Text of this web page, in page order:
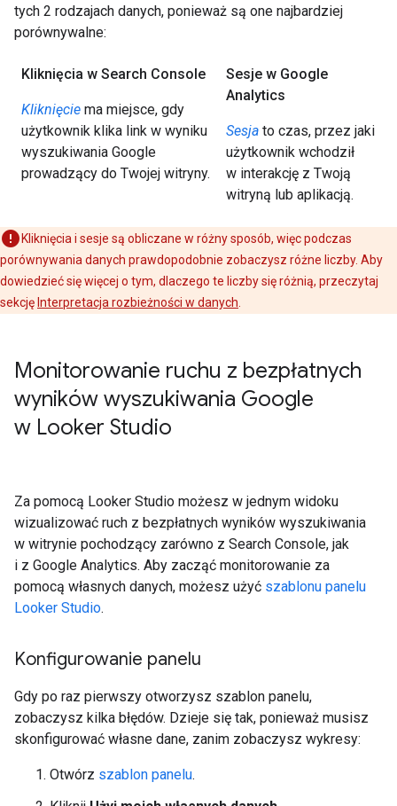
tych 2 rodzajach danych, ponieważ są one najbardziej
porównywalne:
Kliknięcia w Search Console
Kliknięcie ma miejsce, gdy
użytkownik klika link w wyniku
wyszukiwania Google
prowadzący do Twojej witryny.
Sesje w Google
Analytics
Sesja to czas, przez jaki
użytkownik wchodził
w interakcję z Twoją
witryną lub aplikacją.
Kliknięcia i sesje są obliczane w różny sposób, więc podczas
porównywania danych prawdopodobnie zobaczysz różne liczby. Aby
dowiedzieć się więcej o tym, dlaczego te liczby się różnią, przeczytaj
sekcję Interpretacja rozbieżności w danych
Monitorowanie ruchu z bezpłatnych
wyników wyszukiwania Google
w Looker Studio
Za pomocą Looker Studio możesz w jednym widoku
wizualizować ruch z bezpłatnych wyników wyszukiwania
w witrynie pochodzący zarówno z Search Console, jak
i z Google Analytics. Aby zacząć monitorowanie za
pomocą własnych danych, możesz użyć szablonu panelu
Looker Studio.
Konfigurowanie panelu
Gdy po raz pierwszy otworzysz szablon panelu,
zobaczysz kilka błędów. Dzieje się tak, ponieważ musisz
skonfigurować własne dane, zanim zobaczysz wykresy:
Otwórz szablon panelu.